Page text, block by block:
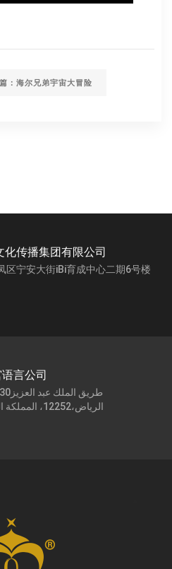
：海尔兄弟宇宙大冒险
化传播集团有限公司
区宁安大街iBi育成中心二期6号楼
言公司
الرياض،12252، المملكة العربية السعودية